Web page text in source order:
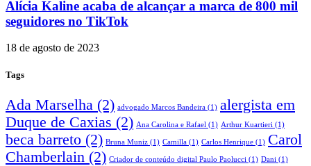
Alícia Kaline acaba de alcançar a marca de 800 mil
seguidores no TikTok
18 de agosto de 2023
Tags
Ada Marselha (2) advogado Marcos Bandeira (1) alergista em
Duque de Caxias (2) Ana Carolina e Rafael (1) Arthur Kuartieri (1)
beca barreto (2) Bruna Muniz (1) Camilla (1) Carlos Henrique (1) Carol
Chamberlain (2) Criador de conteúdo digital Paulo Paolucci (1) Dani (1)